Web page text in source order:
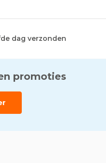
dag verzonden
promoties